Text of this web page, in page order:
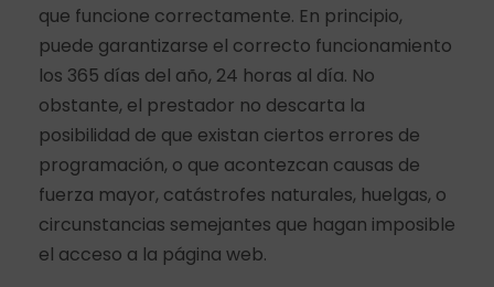
que funcione correctamente. En principio,
puede garantizarse el correcto funcionamiento
los 365 días del año, 24 horas al día. No
obstante, el prestador no descarta la
posibilidad de que existan ciertos errores de
programación, o que acontezcan causas de
fuerza mayor, catástrofes naturales, huelgas, o
circunstancias semejantes que hagan imposible
el acceso a la página web.